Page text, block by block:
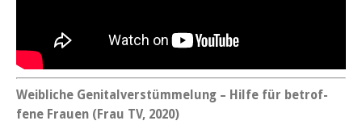
Weib­liche Gen­i­talver­stüm­melung – Hil­fe für betrof­
fene Frauen (Frau TV, 2020)